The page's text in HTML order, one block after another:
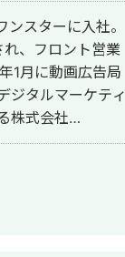
スターに入社。
、フロント営業
1月に動画広告局
ジタルマーケティ
株式会社
実績があります。
、各種DSP、
目標クリア実績